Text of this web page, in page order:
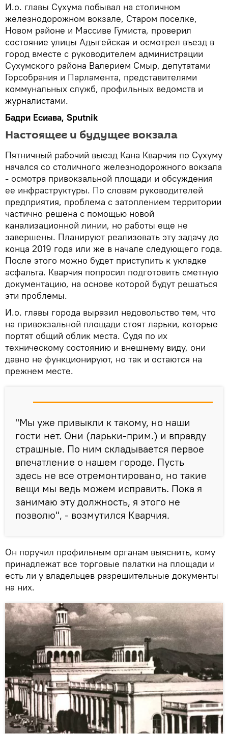
И.о. главы Сухума побывал на столичном
железнодорожном вокзале, Старом поселке,
Новом районе и Массиве Гумиста, проверил
состояние улицы Адыгейская и осмотрел въезд в
город вместе с руководителем администрации
Сухумского района Валерием Смыр, депутатами
Горсобрания и Парламента, представителями
коммунальных служб, профильных ведомств и
журналистами.
Бадри Есиава, Sputnik
Настоящее и будущее вокзала
Пятничный рабочий выезд Кана Кварчия по Сухуму
начался со столичного железнодорожного вокзала
- осмотра привокзальной площади и обсуждения
ее инфраструктуры. По словам руководителей
предприятия, проблема с затоплением территории
частично решена с помощью новой
канализационной линии, но работы еще не
завершены. Планируют реализовать эту задачу до
конца 2019 года или же в начале следующего года.
После этого можно будет приступить к укладке
асфальта. Кварчия попросил подготовить сметную
документацию, на основе которой будут решаться
эти проблемы.
И.о. главы города выразил недовольство тем, что
на привокзальной площади стоят ларьки, которые
портят общий облик места. Судя по их
техническому состоянию и внешнему виду, они
давно не функционируют, но так и остаются на
прежнем месте.
"Мы уже привыкли к такому, но наши
гости нет. Они (ларьки-прим.) и вправду
страшные. По ним складывается первое
впечатление о нашем городе. Пусть
здесь не все отремонтировано, но такие
вещи мы ведь можем исправить. Пока я
занимаю эту должность, я этого не
позволю", - возмутился Кварчия.
Он поручил профильным органам выяснить, кому
принадлежат все торговые палатки на площади и
есть ли у владельцев разрешительные документы
на них.